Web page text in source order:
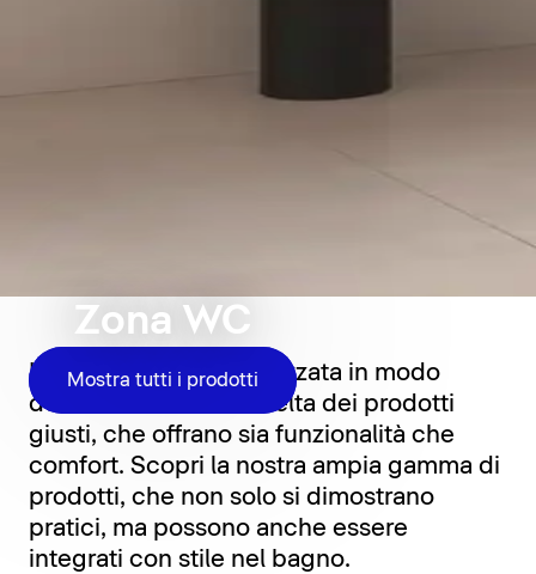
Zona WC
Mostra tutti i prodotti
La zona WC è caratterizzata in modo
determinante dalla scelta dei prodotti
giusti, che offrano sia funzionalità che
comfort. Scopri la nostra ampia gamma di
prodotti, che non solo si dimostrano
pratici, ma possono anche essere
integrati con stile nel bagno.